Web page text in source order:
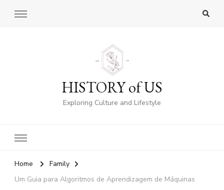
HISTORY of US
Exploring Culture and Lifestyle
Home
Family
Um Guia para Algoritmos de Aprendizagem de Máquinas